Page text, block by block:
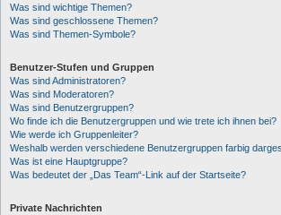
Was sind wichtige Themen?
Was sind geschlossene Themen?
Was sind Themen-Symbole?
Benutzer-Stufen und Gruppen
Was sind Administratoren?
Was sind Moderatoren?
Was sind Benutzergruppen?
Wo finde ich die Benutzergruppen und wie trete ich ihnen bei?
Wie werde ich Gruppenleiter?
Weshalb werden verschiedene Benutzergruppen farbig
Was ist eine Hauptgruppe?
Was bedeutet der „Das Team“-Link auf der Startseite?
Private Nachrichten